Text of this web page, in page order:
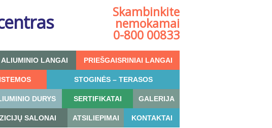
Skambinkite
nemokamai
0-800 00833
ALIUMINIO LANGAI PRIEŠGAISRINIAI LANGAI
STOGINĖS – TERASOS
DURYS SERTIFIKATAI GALERIJA
SALONAI ATSILIEPIMAI KONTAKTAI